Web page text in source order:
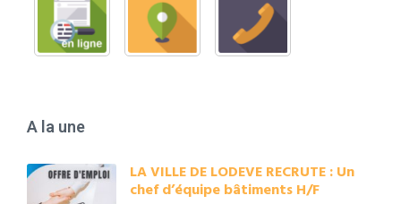
A la une
LA VILLE DE LODEVE RECRUTE : Un
chef d’équipe bâtiments H/F